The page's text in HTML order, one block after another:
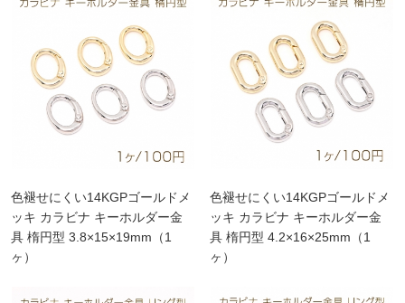
色褪せにくい14KGPゴールドメ
ッキ カラビナ キーホルダー金
具 楕円型 3.8×15×19mm（1
ヶ）
色褪せにくい14KGPゴールドメ
ッキ カラビナ キーホルダー金
具 楕円型 4.2×16×25mm（1
ヶ）